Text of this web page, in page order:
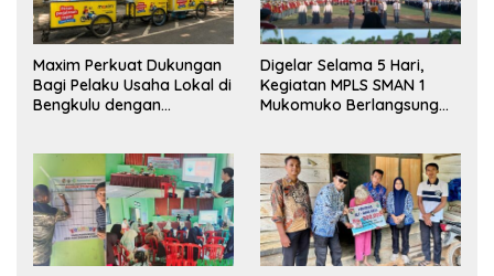
Maxim Perkuat Dukungan
Bagi Pelaku Usaha Lokal di
Bengkulu dengan
Pasar
Digelar Selama 5 Hari,
Kegiatan MPLS SMAN 1
Mukomuko Berlangsung